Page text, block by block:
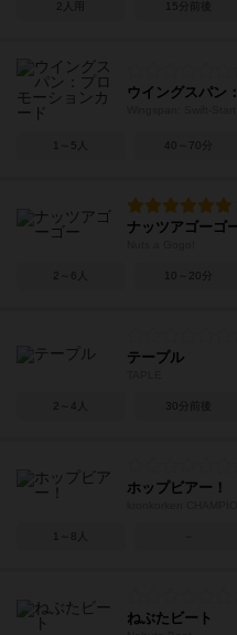
2人用 15分前後
ウイングスパン
1～5人 40～70分
ナッツアゴーゴ
2～6人 10～20分
テープル
2～4人 30分前後
ホップビアー！
1～8人
ねぶたビート